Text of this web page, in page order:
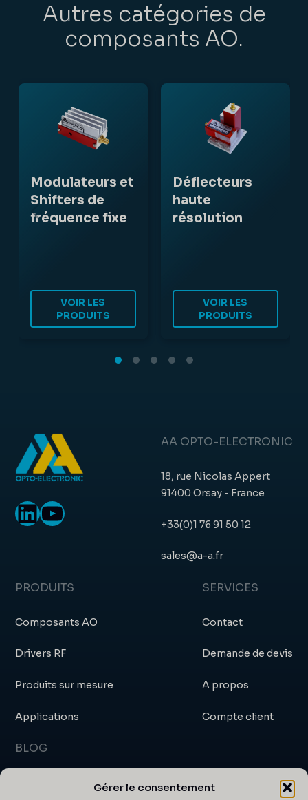
Gérer le consentement
Autres catégories de
composants AO.
Modulateurs et
Shifters de
fréquence fixe
VOIR LES
PRODUITS
Déflecteurs
haute
résolution
VOIR LES
PRODUITS
LinkedIn
YouTube
AA OPTO-ELECTRONIC
18, rue Nicolas Appert
91400 Orsay - France
+33(0)1 76 91 50 12
sales@a-a.fr
PRODUITS
Composants AO
Drivers RF
Produits sur mesure
Applications
SERVICES
Contact
Demande de devis
A propos
Compte client
BLOG